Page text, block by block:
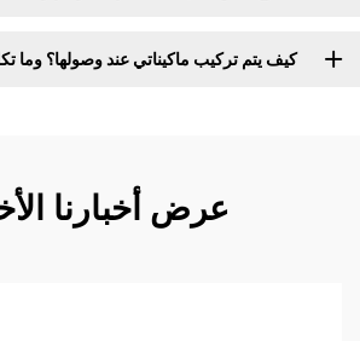
كيف يتم تركيب ماكيناتي عند وصولها؟ وما
عرض أخبارنا